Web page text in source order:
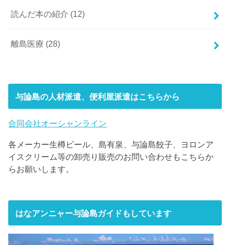
読んだ本の紹介 (12)
離島医療 (28)
与論島の人材派遣、便利屋派遣はこちらから
合同会社オーシャンライン
各メーカー生樽ビール、島有泉、与論島餃子、ヨロンア
イスクリーム等の卸売り販売のお問い合わせもこちらか
らお願いします。
はなアンニャー与論島ガイドもしています